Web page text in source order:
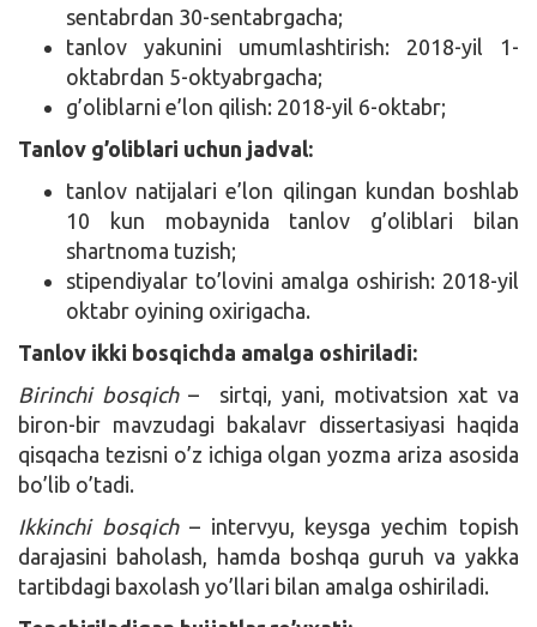
sentabrdan 30-sentabrgacha;
tanlov yakunini umumlashtirish: 2018-yil 1-
oktabrdan 5-oktyabrgacha;
g’oliblarni e’lon qilish: 2018-yil 6-oktabr;
Tanlov g’oliblari uchun jadval:
tanlov natijalari e’lon qilingan kundan boshlab
10 kun mobaynida tanlov g’oliblari bilan
shartnoma tuzish;
stipendiyalar to’lovini amalga oshirish: 2018-yil
oktabr oyining oxirigacha.
Tanlov ikki bosqichda amalga oshiriladi:
Birinchi bosqich– sirtqi, yani, motivatsion xat va
biron-bir mavzudagi bakalavr dissertasiyasi haqida
qisqacha tezisni o’z ichiga olgan yozma ariza asosida
bo’lib o’tadi.
Ikkinchi bosqich– intervyu, keysga yechim topish
darajasini baholash, hamda boshqa guruh va yakka
tartibdagi baxolash yo’llari bilan amalga oshiriladi.